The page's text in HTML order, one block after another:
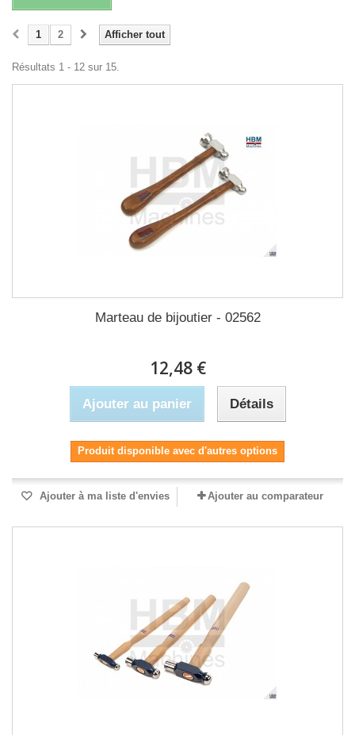
Afficher tout
1 2
Résultats 1 - 12 sur 15.
Marteau de bijoutier - 02562
12,48 €
Ajouter au panier Détails
Produit disponible avec d'autres options
Ajouter à ma liste d'envies Ajouter au comparateur